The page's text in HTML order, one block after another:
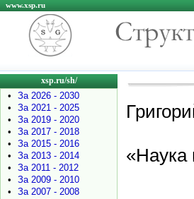
www.xsp.ru
xsp.ru/sh/
•
За 2026 - 2030
•
За 2021 - 2025
•
За 2019 - 2020
•
За 2017 - 2018
•
За 2015 - 2016
•
За 2013 - 2014
•
За 2011 - 2012
•
За 2009 - 2010
•
За 2007 - 2008
«Наука